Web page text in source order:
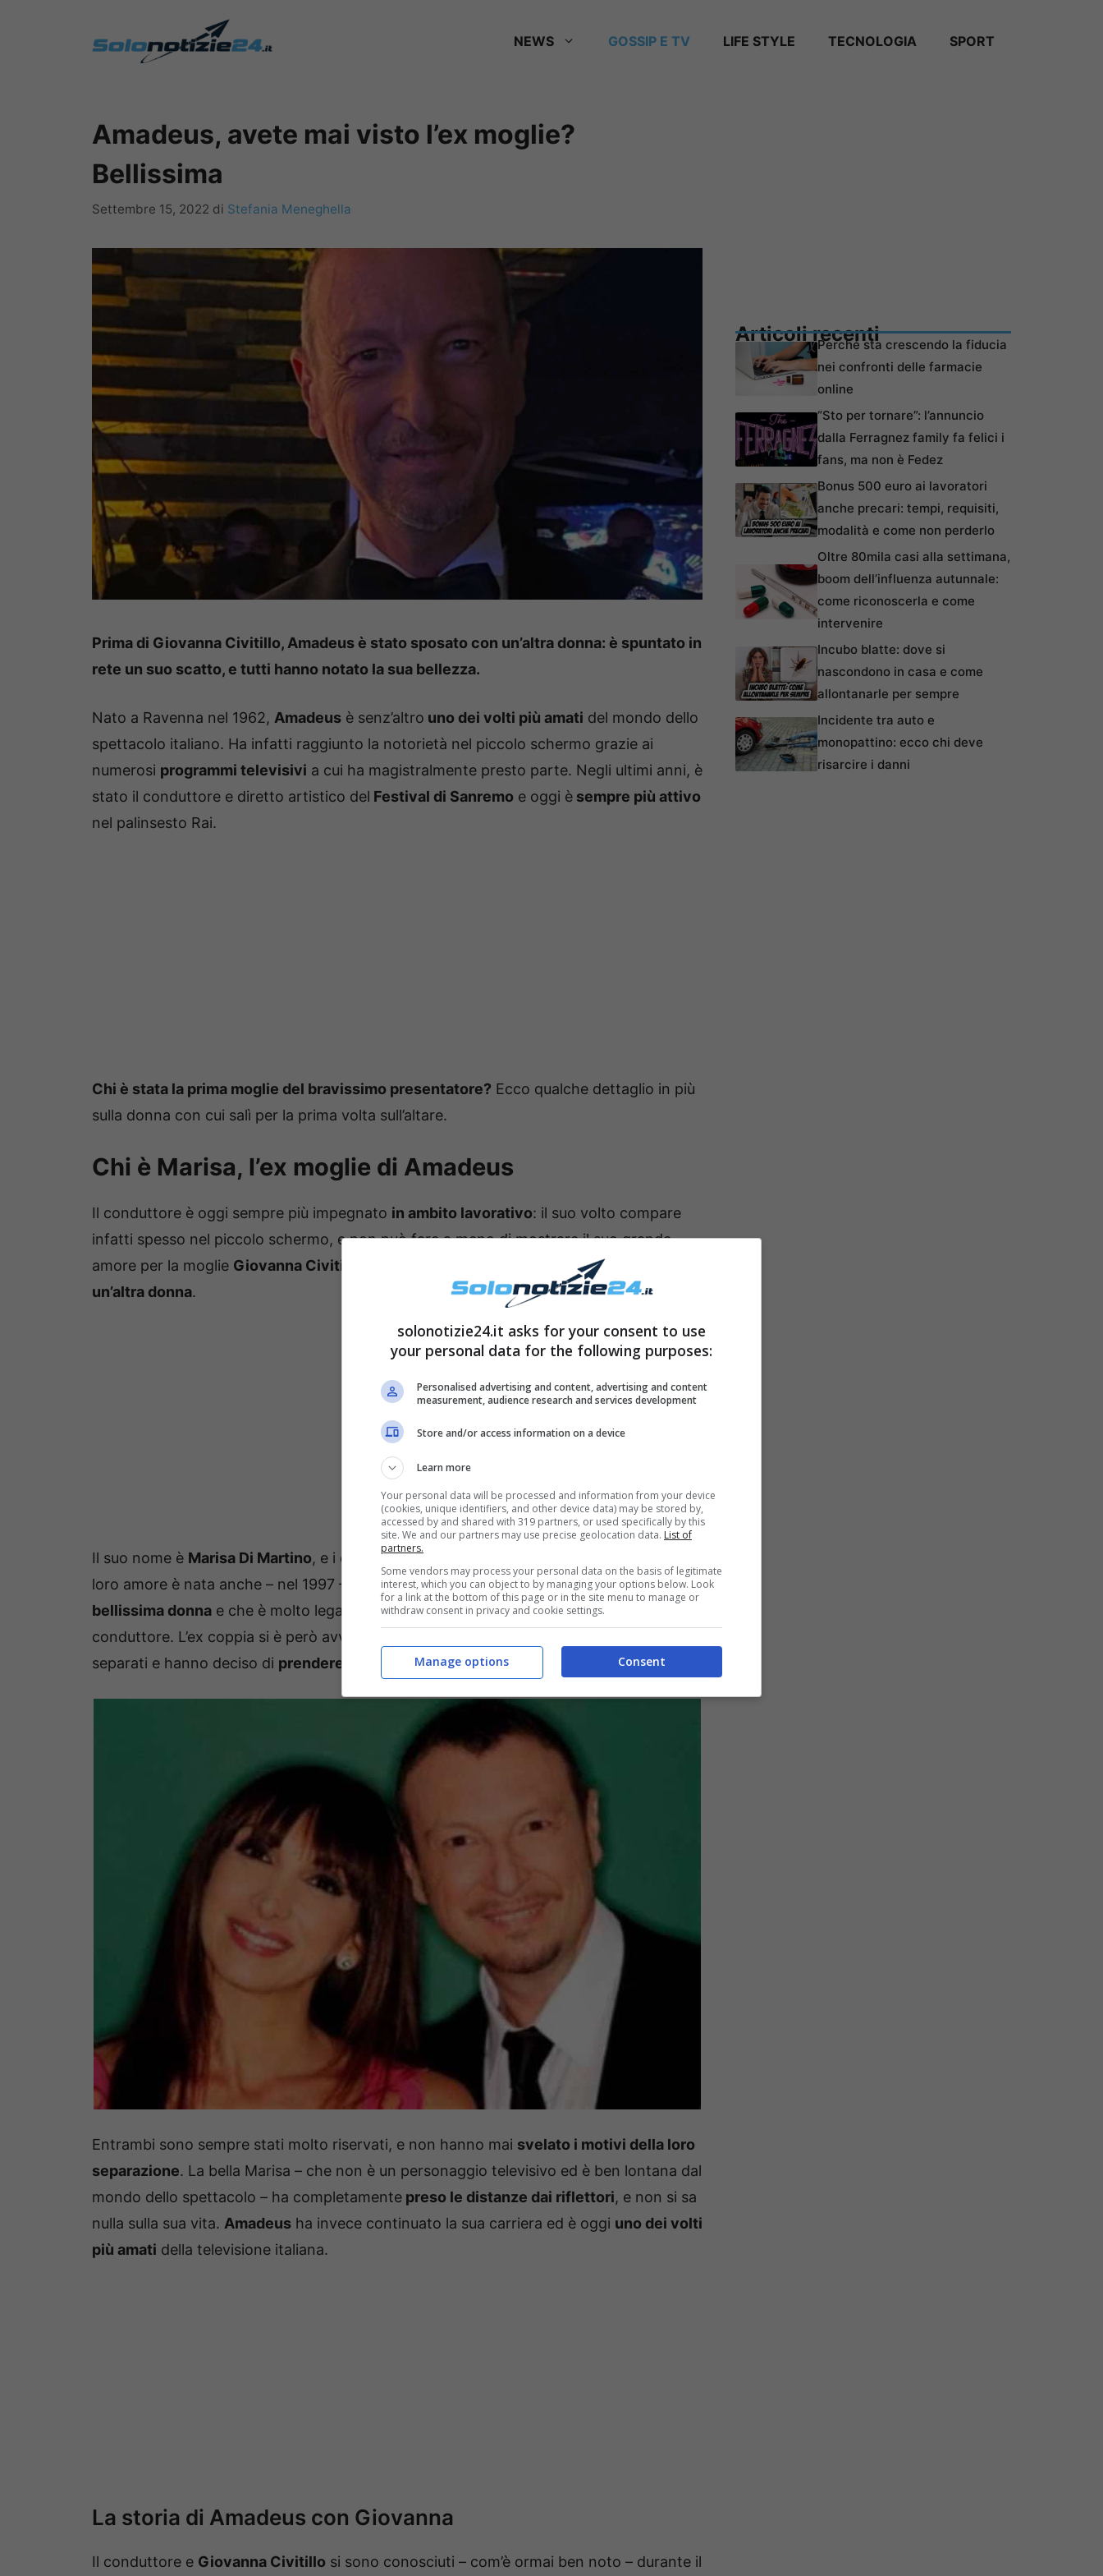
NEWS GOSSIP E TV LIFE STYLE TECNOLOGIA SPORT
Amadeus, avete mai visto l’ex moglie?
Bellissima
Settembre 15, 2022 di Stefania Meneghella
Prima di Giovanna Civitillo, Amadeus è stato sposato con un’altra donna: è spuntato in
rete un suo scatto, e tutti hanno notato la sua bellezza.
Nato a Ravenna nel 1962, Amadeus è senz’altro uno dei volti più amati del mondo dello
spettacolo italiano. Ha infatti raggiunto la notorietà nel piccolo schermo grazie ai
numerosi programmi televisivi a cui ha magistralmente presto parte. Negli ultimi anni, è
stato il conduttore e diretto artistico del Festival di Sanremo e oggi è sempre più attivo
nel palinsesto Rai.
Chi è stata la prima moglie del bravissimo presentatore? Ecco qualche dettaglio in più
sulla donna con cui salì per la prima volta sull’altare.
Chi è Marisa, l’ex moglie di Amadeus
Il conduttore è oggi sempre più impegnato in ambito lavorativo: il suo volto compare
infatti spesso nel piccolo schermo, e non può fare a meno di mostrare il suo grande
amore per la moglie Giovanna Civitillo . Prima di lei, Amadeus è stato però
un’altra donna.
Il suo nome è Marisa Di Martino, e i due hanno pronunciato il fatidico sì nel 1993. Dal
loro amore è nata anche – nel 1997 – la lorofiglia Alice, che è oggi diventata una
bellissima donna e che è molto legata sia al papà sia alla seconda moglie del
conduttore. L’ex coppia si è però avviata verso la rottura nel 2007: i due si sono infatti
separati e hanno deciso di prendere due strade differenti.
Entrambi sono sempre stati molto riservati, e non hanno mai svelato i motivi della loro
separazione. La bella Marisa – che non è un personaggio televisivo ed è ben lontana dal
mondo dello spettacolo – ha completamente preso le distanze dai riflettori, e non si sa
nulla sulla sua vita. Amadeus ha invece continuato la sua carriera ed è oggi uno dei volti
più amati della televisione italiana.
La storia di Amadeus con Giovanna
Il conduttore e Giovanna Civitillo si sono conosciuti – com’è ormai ben noto – durante il
Articoli recentiPerché sta crescendo la fiducia
nei confronti delle farmacie
online
“Sto per tornare”: l’annuncio
dalla Ferragnez family fa felici i
fans, ma non è Fedez
Bonus 500 euro ai lavoratori
anche precari: tempi, requisiti,
modalità e come non perderlo
Oltre 80mila casi alla settimana,
boom dell’influenza autunnale:
come riconoscerla e come
intervenire
Incubo blatte: dove si
nascondono in casa e come
allontanarle per sempre
Incidente tra auto e
monopattino: ecco chi deve
risarcire i danni
solonotizie24.it asks for your consent to use
your personal data for the following purposes:
Personalised advertising and content, advertising and content
measurement, audience research and services development
Store and/or access information on a device
Learn more
Your personal data will be processed and information from your device
(cookies, unique identifiers, and other device data) may be stored by,
accessed by and shared with 319 partners, or used specifically by this
site. We and our partners may use precise geolocation data. List of
partners.
Some vendors may process your personal data on the basis of legitimate
interest, which you can object to by managing your options below. Look
for a link at the bottom of this page or in the site menu to manage or
withdraw consent in privacy and cookie settings.
Consent
Manage options